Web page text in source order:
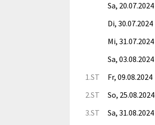
Sa, 20.07.2024
Di, 30.07.2024
Mi, 31.07.2024
Sa, 03.08.2024
1.ST
Fr, 09.08.2024
2.ST
So, 25.08.2024
3.ST
Sa, 31.08.2024